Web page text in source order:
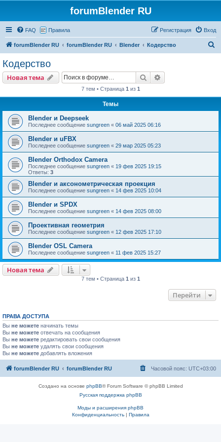
forumBlender RU
FAQ Правила Вход
Регистрация
forumBlender RU forumBlender RU Blender Кодерство
Кодерство
Новая тема Поиск
7 тем • Страница 1 из 1
Темы
Blender и Deepseek
Последнее сообщение sungreen « 06 май 2025 06:16
Blender и uFBX
Последнее сообщение sungreen « 29 мар 2025 05:23
Blender Orthodox Camera
Последнее сообщение sungreen « 19 фев 2025 19:15
Ответы: 3
Blender и аксонометрическая проекция
Последнее сообщение sungreen « 14 фев 2025 10:04
Blender и SPDX
Последнее сообщение sungreen « 14 фев 2025 08:00
Проективная геометрия
Последнее сообщение sungreen « 12 фев 2025 17:10
Blender OSL Camera
Последнее сообщение sungreen « 11 фев 2025 15:27
Новая тема
7 тем • Страница 1 из 1
Перейти
ПРАВА ДОСТУПА
Вы не можете начинать темы
Вы не можете отвечать на сообщения
Вы не можете редактировать свои сообщения
Вы не можете удалять свои сообщения
Вы не можете добавлять вложения
forumBlender RU forumBlender RU Часовой пояс: UTC+03:00
Создано на основе phpBB® Forum Software © phpBB Limited
Русская поддержка phpBB
Моды и расширения phpBB
Конфиденциальность| Правила